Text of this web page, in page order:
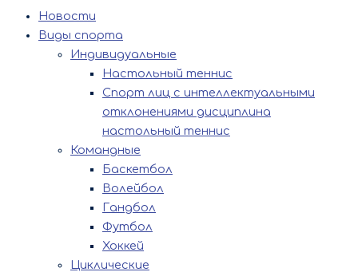
Новости
Виды спорта
Индивидуальные
Настольный теннис
Спорт лиц с интеллектуальными
отклонениями дисциплина
настольный теннис
Командные
Баскетбол
Волейбол
Гандбол
Футбол
Хоккей
Циклические